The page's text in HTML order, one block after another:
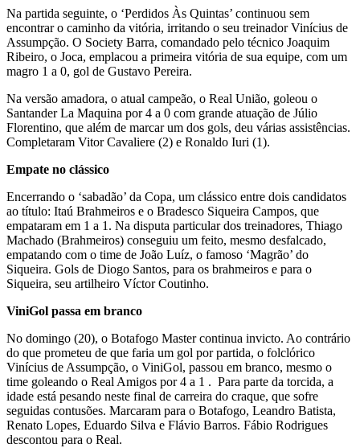
Na partida seguinte, o ‘Perdidos Às Quintas’ continuou sem
encontrar o caminho da vitória, irritando o seu treinador Vinícius de
Assumpção. O Society Barra, comandado pelo técnico Joaquim
Ribeiro, o Joca, emplacou a primeira vitória de sua equipe, com um
magro 1 a 0, gol de Gustavo Pereira.
Na versão amadora, o atual campeão, o Real União, goleou o
Santander La Maquina por 4 a 0 com grande atuação de Júlio
Florentino, que além de marcar um dos gols, deu várias assistências.
Completaram Vitor Cavaliere (2) e Ronaldo Iuri (1).
Empate no clássico
Encerrando o ‘sabadão’ da Copa, um clássico entre dois candidatos
ao título: Itaú Brahmeiros e o Bradesco Siqueira Campos, que
empataram em 1 a 1. Na disputa particular dos treinadores, Thiago
Machado (Brahmeiros) conseguiu um feito, mesmo desfalcado,
empatando com o time de João Luíz, o famoso ‘Magrão’ do
Siqueira. Gols de Diogo Santos, para os brahmeiros e para o
Siqueira, seu artilheiro Víctor Coutinho.
ViniGol passa em branco
No domingo (20), o Botafogo Master continua invicto. Ao contrário
do que prometeu de que faria um gol por partida, o folclórico
Vinícius de Assumpção, o ViniGol, passou em branco, mesmo o
time goleando o Real Amigos por 4 a 1 . Para parte da torcida, a
idade está pesando neste final de carreira do craque, que sofre
seguidas contusões. Marcaram para o Botafogo, Leandro Batista,
Renato Lopes, Eduardo Silva e Flávio Barros. Fábio Rodrigues
descontou para o Real.